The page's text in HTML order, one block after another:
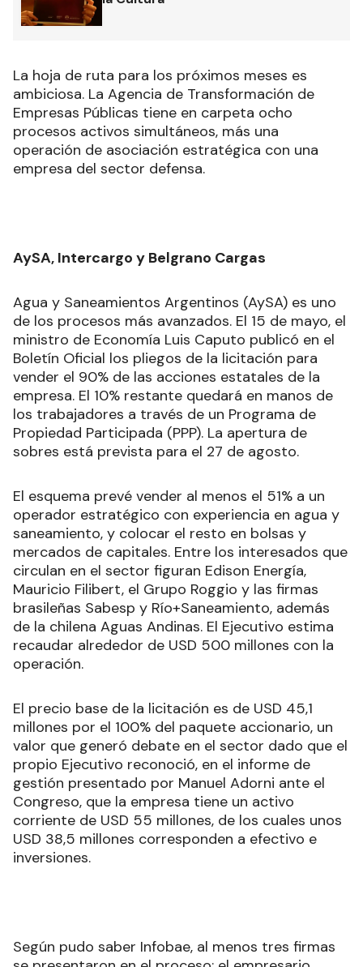
La hoja de ruta para los próximos meses es
ambiciosa. La Agencia de Transformación de
Empresas Públicas tiene en carpeta ocho
procesos activos simultáneos, más una
operación de asociación estratégica con una
empresa del sector defensa.
AySA, Intercargo y Belgrano Cargas
Agua y Saneamientos Argentinos (AySA) es uno
de los procesos más avanzados. El 15 de mayo, el
ministro de Economía Luis Caputo publicó en el
Boletín Oficial los pliegos de la licitación para
vender el 90% de las acciones estatales de la
empresa. El 10% restante quedará en manos de
los trabajadores a través de un Programa de
Propiedad Participada (PPP). La apertura de
sobres está prevista para el 27 de agosto.
El esquema prevé vender al menos el 51% a un
operador estratégico con experiencia en agua y
saneamiento, y colocar el resto en bolsas y
mercados de capitales. Entre los interesados que
circulan en el sector figuran Edison Energía,
Mauricio Filibert, el Grupo Roggio y las firmas
brasileñas Sabesp y Río+Saneamiento, además
de la chilena Aguas Andinas. El Ejecutivo estima
recaudar alrededor de USD 500 millones con la
operación.
El precio base de la licitación es de USD 45,1
millones por el 100% del paquete accionario, un
valor que generó debate en el sector dado que el
propio Ejecutivo reconoció, en el informe de
gestión presentado por Manuel Adorni ante el
Congreso, que la empresa tiene un activo
corriente de USD 55 millones, de los cuales unos
USD 38,5 millones corresponden a efectivo e
inversiones.
Según pudo saber Infobae, al menos tres firmas